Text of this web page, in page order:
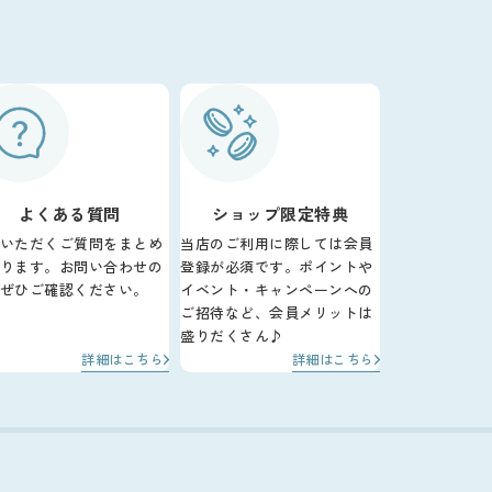
よくある質問
ただくご質問をまとめ
ます。お問い合わせの
ひご確認ください。
詳細はこちら
ショップ限定特典
当店のご利用に際しては会員
登録が必須です。ポイントや
イベント・キャンペーンへの
ご招待など、会員メリットは
盛りだくさん♪
詳細はこちら